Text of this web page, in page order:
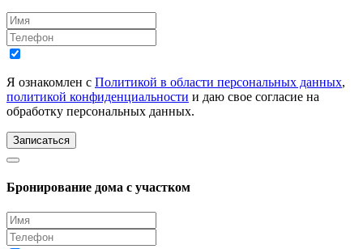
Я ознакомлен с Политикой в области персональных данных,
политикой конфиденциальности и даю свое согласие на
обработку персональных данных.
Записаться
Бронирование дома с участком